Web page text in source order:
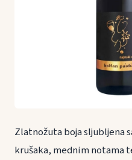
Zlatnožuta boja sljubljena
krušaka, mednim notama